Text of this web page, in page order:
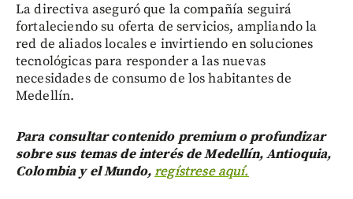
La directiva aseguró que la compañía seguirá
fortaleciendo su oferta de servicios, ampliando la
red de aliados locales e invirtiendo en soluciones
tecnológicas para responder a las nuevas
necesidades de consumo de los habitantes de
Medellín.
Para consultar contenido premium o profundizar
sobre sus temas de interés de Medellín, Antioquia,
Colombia y el Mundo,regístrese aquí.